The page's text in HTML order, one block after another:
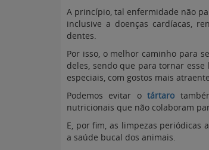
A princípio, tal enfermidade não
inclusive a doenças cardíacas,
dentes.
Por isso, o melhor caminho para
deles, sendo que para tornar
especiais, com gostos mais
Podemos evitar otártaro
nutricionais que não colaboram
E, por fim, as limpezas periódicas
a saúde bucal dos animais.